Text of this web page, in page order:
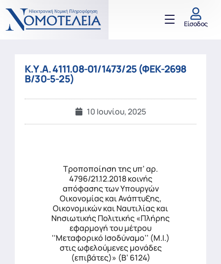
Είσοδος
Κ.Υ.Α. 4111.08-01/1473/25 (ΦΕΚ-2698
Β/30-5-25)
10 Ιουνίου, 2025
Τροποποίηση της υπ’ αρ.
4796/21.12.2018 κοινής
απόφασης των Υπουργών
Οικονομίας και Ανάπτυξης,
Οικονομικών και Ναυτιλίας και
Νησιωτικής Πολιτικής «Πλήρης
εφαρμογή του μέτρου
‘‘Μεταφορικό Ισοδύναμο’’ (Μ.Ι.)
στις ωφελούμενες μονάδες
(επιβάτες)» (Β’ 6124)